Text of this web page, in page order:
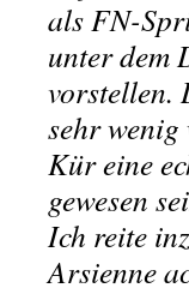
als FN-
unter dem
vorstellen.
sehr
Kür eine
gewesen
Ich reite
Arsienne